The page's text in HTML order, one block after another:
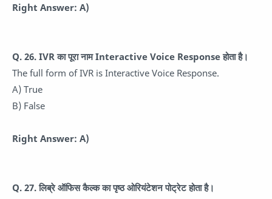
Right Answer: A)
Q. 26. IVR का पूरा नाम Interactive Voice Response होता है।
The full form of IVR is Interactive Voice Response.
A) True
B) False
Right Answer: A)
Q. 27. लिब्रे ऑफिस कैल्क का पृष्ठ ओरियंटेशन पोट्रेट होता है।